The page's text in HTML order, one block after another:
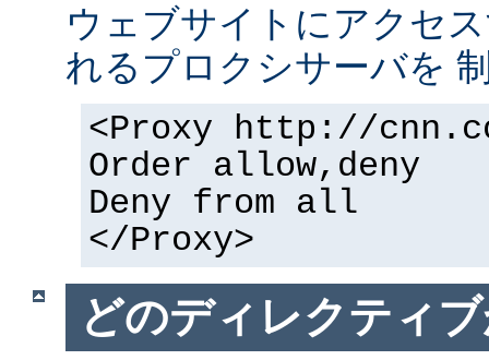
ウェブサイトにアクセ
れるプロクシサーバを
<Proxy http://
Order allow,deny
Deny from all
</Proxy>
どのディレクティ